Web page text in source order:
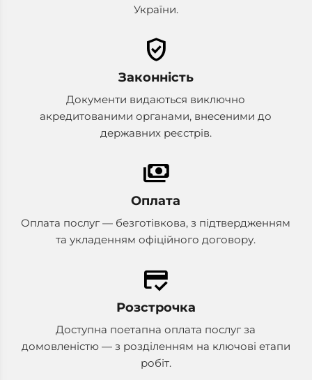
України.
verified_user
Законність
Документи видаються виключно
акредитованими органами, внесеними до
державних реєстрів.
payments
Оплата
Оплата послуг — безготівкова, з підтвердженням
та укладенням офіційного договору.
credit_score
Розстрочка
Доступна поетапна оплата послуг за
домовленістю — з розділенням на ключові етапи
робіт.